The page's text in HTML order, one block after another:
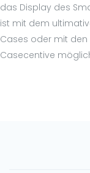
das Display des
ist mit dem
Cases oder mit
Casecentive